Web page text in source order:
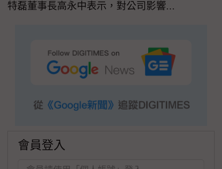
特磊董事長高永中表示，對公司影響...
會員登入